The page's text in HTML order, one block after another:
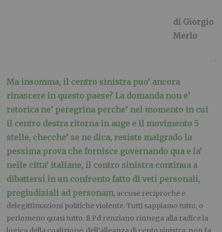
di Giorgio
Merlo
.
Ma insomma, il centro sinistra puo’ ancora
rinascere in questo paese? La domanda non e’
retorica ne’ peregrina perche’ nel momento in cui
il centro destra ritorna in auge e il movimento 5
stelle, checche’ se ne dica, resiste malgrado la
pessima prova che fornisce governando qua e la’
nelle citta’ italiane, il centro sinistra continua a
dibattersi in un confronto fatto di veti personali,
pregiudiziali ad personam, accuse reciproche e
delegittimazioni politiche violente. Tutti sappiamo tutto, o
perlomeno quasi tutto. Il Pd renziano rinnega alla radice la